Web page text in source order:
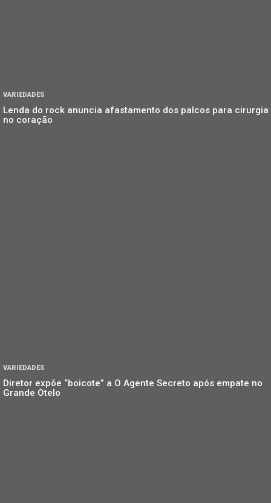
VARIEDADES
Lenda do rock anuncia afastamento dos palcos para cirurgia
no coração
VARIEDADES
Diretor expõe “boicote” a O Agente Secreto após empate no
Grande Otelo